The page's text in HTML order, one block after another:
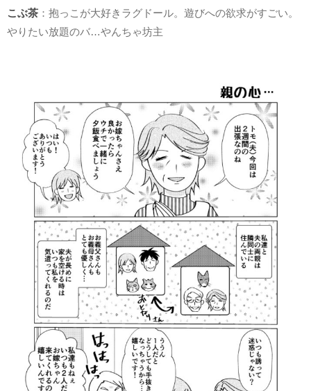
こぶ茶 ：抱っこが大好きラグドール。遊びへの欲求がすごい。
やりたい放題のバ…やんちゃ坊主